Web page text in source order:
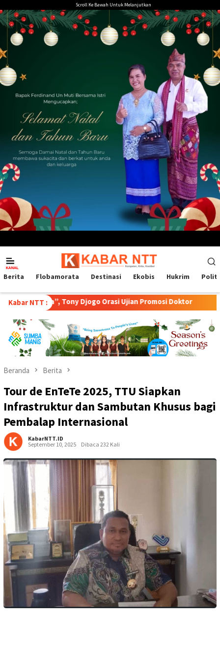
ke
konten
Scroll Ke Bawah Untuk Melanjutkan
Mobile
Berita Flobamorata Destinasi Ekobis Hukrim
Kabar NTT :
Tony Djogo Orasi Ujian Promosi Doktor Transformasi
Beranda Berita
Tour de EnTeTe 2025, TTU Siapkan
Infrastruktur dan Sambutan Khusus bagi
Pembalap Internasional
KabarNTT.ID
September 10, 2025
Dibaca 232 Kali